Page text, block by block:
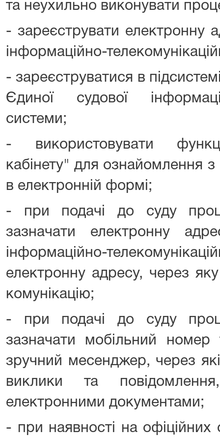
та неухильно виконувати
- зареєструвати електронну
інформаційно-
- зареєструватися в
Єдиної судової
системи;
- використовувати
кабінету" для ознайомлення
в електронній формі;
- при подачі до суду
зазначати електронну
інформаційно-
електронну адресу, через
комунікацію;
- при подачі до суду
зазначати мобільний
зручний месенджер, через
виклики та
електронними документами;
- при наявності на офіційних